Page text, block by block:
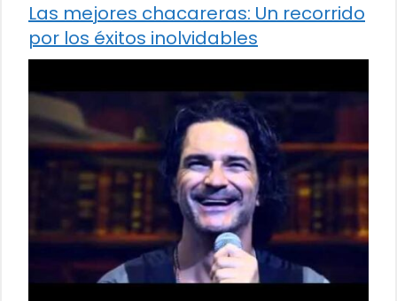
Las mejores chacareras: Un recorrido
por los éxitos inolvidables